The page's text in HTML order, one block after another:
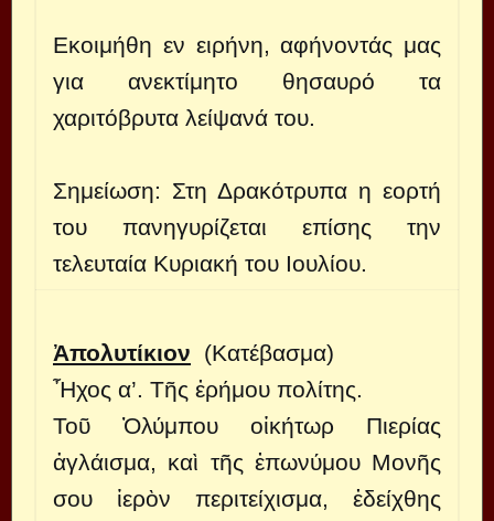
Εκοιμήθη εν ειρήνη, αφήνοντάς μας
για ανεκτίμητο θησαυρό τα
χαριτόβρυτα λείψανά του.
Σημείωση: Στη Δρακότρυπα η εορτή
του πανηγυρίζεται επίσης την
τελευταία Κυριακή του Ιουλίου.
Ἀπολυτίκιον
(Κατέβασμα)
Ἦχος α’. Τῆς ἐρήμου πολίτης.
Τοῦ Ὀλύμπου οἰκήτωρ Πιερίας
ἀγλάισμα, καὶ τῆς ἐπωνύμου Μονῆς
σου ἱερὸν περιτείχισμα, ἐδείχθης